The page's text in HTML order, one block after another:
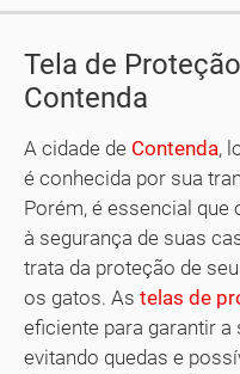
Tela de
Contenda
A cidade de Contenda,
é conhecida por sua
Porém, é essencial
à segurança de suas
trata da proteção de
os gatos. As telas de
eficiente para garantir
evitando quedas e